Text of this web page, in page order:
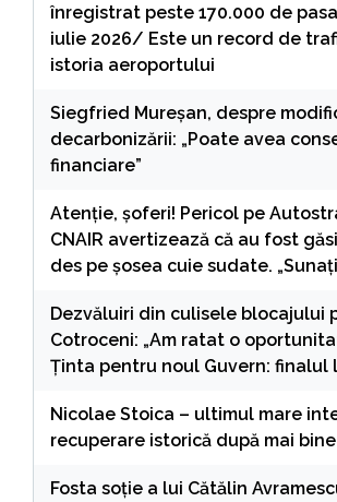
înregistrat peste 170.000 de
iulie 2026/ Este un record de
istoria aeroportului
Siegfried Mureșan, despre
decarbonizării: „Poate avea
financiare”
Atenție, șoferi! Pericol pe
CNAIR avertizează că au fost
des pe șosea cuie sudate. „Sunați
Dezvăluiri din culisele blocajului
Cotroceni: „Am ratat o
Ținta pentru noul Guvern: finalul
Nicolae Stoica – ultimul mare
recuperare istorică după mai
Fosta soție a lui Cătălin